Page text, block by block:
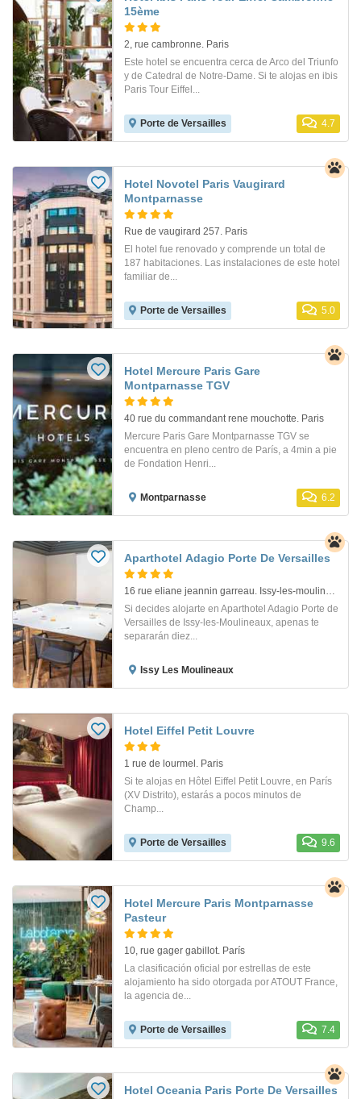
15ème
2, rue cambronne. Paris
Este hotel se encuentra cerca de Arco del Triunfo
y de Catedral de Notre-Dame. Si te alojas en ibis
Paris Tour Eiffel...
Porte de Versailles 4.7
Hotel Novotel Paris Vaugirard
Montparnasse
Rue de vaugirard 257. Paris
El hotel fue renovado y comprende un total de
187 habitaciones. Las instalaciones de este hotel
familiar de...
Porte de Versailles 5.0
Hotel Mercure Paris Gare
Montparnasse TGV
40 rue du commandant rene mouchotte. Paris
Mercure Paris Gare Montparnasse TGV se
encuentra en pleno centro de París, a 4min a pie
de Fondation Henri...
Montparnasse 6.2
Aparthotel Adagio Porte De Versailles
Si decides alojarte en Aparthotel Adagio Porte de
Versailles de Issy-les-Moulineaux, apenas te
separarán diez...
Issy Les Moulineaux
Hotel Eiffel Petit Louvre
1 rue de lourmel. Paris
Si te alojas en Hôtel Eiffel Petit Louvre, en París
(XV Distrito), estarás a pocos minutos de
Champ...
Porte de Versailles 9.6
Hotel Mercure Paris Montparnasse
Pasteur
10, rue gager gabillot. París
La clasificación oficial por estrellas de este
alojamiento ha sido otorgada por ATOUT France,
la agencia de...
Porte de Versailles 7.4
Hotel Oceania Paris Porte De Versailles